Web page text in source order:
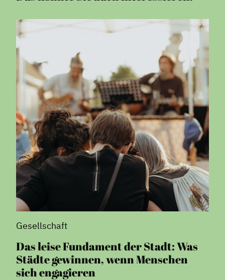
Gesellschaft
Das leise Fundament der Stadt: Was
Städte gewinnen, wenn Menschen
sich engagieren